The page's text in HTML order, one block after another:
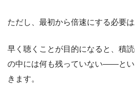
ただし、最初から倍速にする必要は
早く聴くことが目的になると、積
の中には何も残っていない――とい
きます。